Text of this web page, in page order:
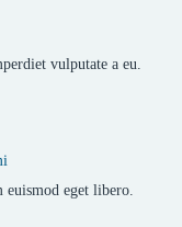
vulputate a eu.
eget libero.